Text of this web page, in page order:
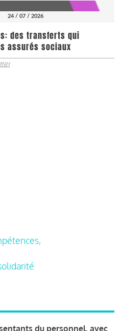
24 / 07 / 2026
des transferts qui
assurés sociaux
du personnel, avec